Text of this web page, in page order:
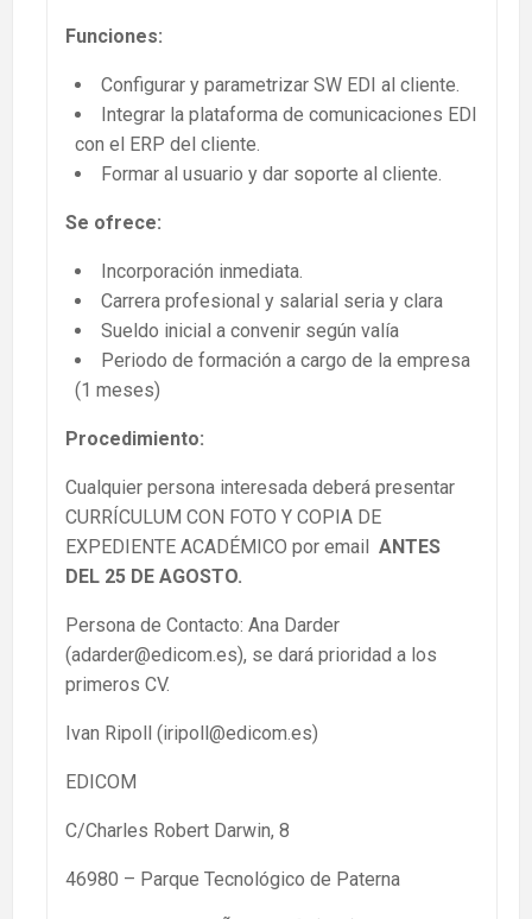
Funciones:
Configurar y parametrizar SW EDI al cliente.
Integrar la plataforma de comunicaciones EDI
con el ERP del cliente.
Formar al usuario y dar soporte al cliente.
Se ofrece:
Incorporación inmediata.
Carrera profesional y salarial seria y clara
Sueldo inicial a convenir según valía
Periodo de formación a cargo de la empresa
(1 meses)
Procedimiento:
Cualquier persona interesada deberá presentar
CURRÍCULUM CON FOTO Y COPIA DE
EXPEDIENTE ACADÉMICO por email ANTES
DEL 25 DE AGOSTO.
Persona de Contacto: Ana Darder
(adarder@edicom.es), se dará prioridad a los
primeros CV.
Ivan Ripoll (iripoll@edicom.es)
EDICOM
C/Charles Robert Darwin, 8
46980 – Parque Tecnológico de Paterna